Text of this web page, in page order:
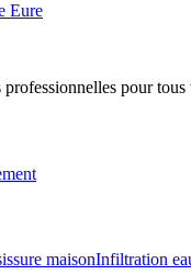
Eure
pour tous
maisonInfiltration